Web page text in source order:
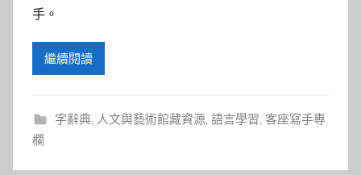
手。
繼續閱讀
字辭典, 人文與藝術館藏資源, 語言學習, 客座寫手專
欄